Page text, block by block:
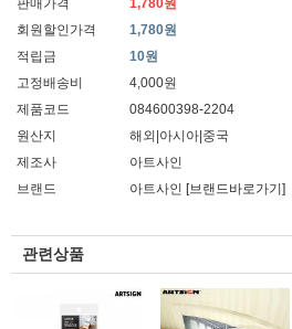
판매가격
1,780원
회원할인가격
1,780원
적립금
10원
고정배송비
4,000원
제품코드
084600398-2204
원산지
해외|아시아|중국
제조사
아트사인
브랜드
아트사인 [브랜드바로가기]
관련상품